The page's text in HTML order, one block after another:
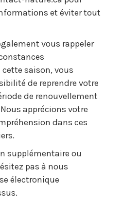
et éviter tout
vous rappeler
saison, vous
de reprendre votre
de renouvellement
apprécions votre
dans ces
supplémentaire ou
pas à nous
électronique